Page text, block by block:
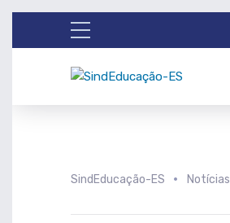
SindEducação-ES Notícias